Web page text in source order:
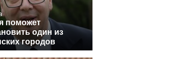
поможет
один из
городов